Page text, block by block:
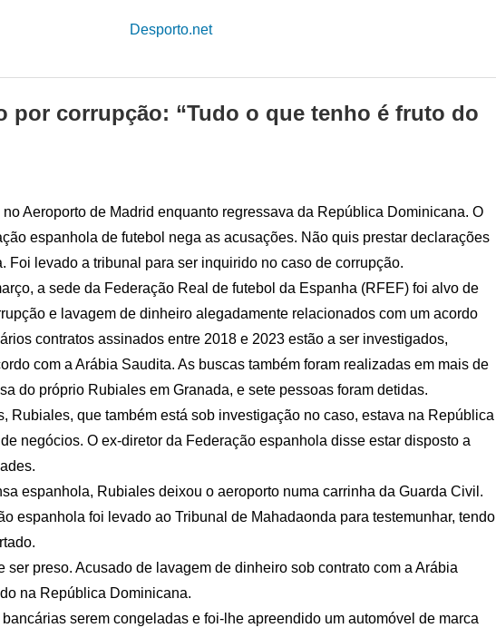
Desporto.net
por corrupção: “Tudo o que tenho é fruto do
Aeroporto de Madrid enquanto regressava da República Dominicana. O
espanhola de futebol nega as acusações. Não quis prestar declarações
Foi levado a tribunal para ser inquirido no caso de corrupção.
a sede da Federação Real de futebol da Espanha (RFEF) foi alvo de
e lavagem de dinheiro alegadamente relacionados com um acordo
contratos assinados entre 2018 e 2023 estão a ser investigados,
com a Arábia Saudita. As buscas também foram realizadas em mais de
do próprio Rubiales em Granada, e sete pessoas foram detidas.
Rubiales, que também está sob investigação no caso, estava na República
negócios. O ex-diretor da Federação espanhola disse estar disposto a
espanhola, Rubiales deixou o aeroporto numa carrinha da Guarda Civil.
espanhola foi levado ao Tribunal de Mahadaonda para testemunhar, tendo
ser preso. Acusado de lavagem de dinheiro sob contrato com a Arábia
na República Dominicana.
serem congeladas e foi-lhe apreendido um automóvel de marca